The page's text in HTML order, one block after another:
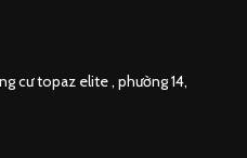
cư topaz elite , phường 14,